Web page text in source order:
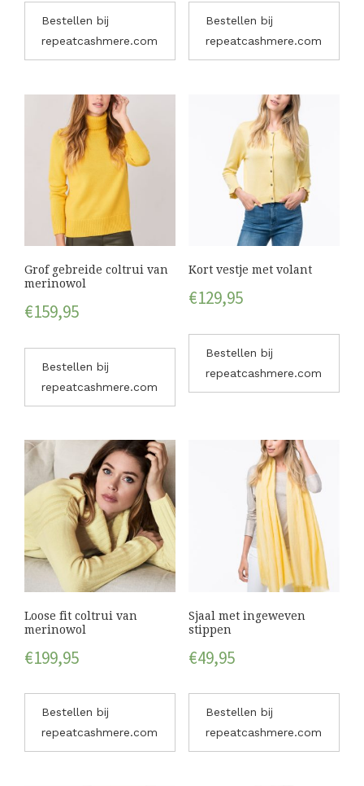
Bestellen bij
repeatcashmere.com
Bestellen bij
repeatcashmere.com
Grof gebreide coltrui van
merinowol
€159,95
Bestellen bij
repeatcashmere.com
Kort vestje met volant
€129,95
Bestellen bij
repeatcashmere.com
Loose fit coltrui van
merinowol
€199,95
Bestellen bij
repeatcashmere.com
Sjaal met ingeweven
stippen
€49,95
Bestellen bij
repeatcashmere.com